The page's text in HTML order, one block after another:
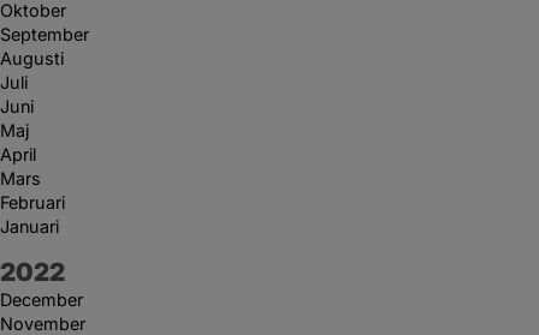
Oktober
September
Augusti
Juli
Juni
Maj
April
Mars
Februari
Januari
År:
2022
December
November